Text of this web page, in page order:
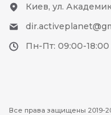
Киев, ул.
Пн-Пт: 09:00-
Все права защищены 2019-